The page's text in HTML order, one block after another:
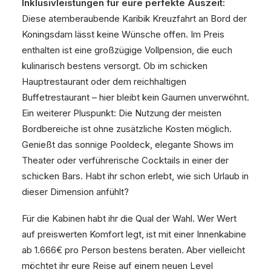
Inklusivleistungen für eure perfekte Auszeit:
Diese atemberaubende Karibik Kreuzfahrt an Bord der
Koningsdam lässt keine Wünsche offen. Im Preis
enthalten ist eine großzügige Vollpension, die euch
kulinarisch bestens versorgt. Ob im schicken
Hauptrestaurant oder dem reichhaltigen
Buffetrestaurant – hier bleibt kein Gaumen unverwöhnt.
Ein weiterer Pluspunkt: Die Nutzung der meisten
Bordbereiche ist ohne zusätzliche Kosten möglich.
Genießt das sonnige Pooldeck, elegante Shows im
Theater oder verführerische Cocktails in einer der
schicken Bars. Habt ihr schon erlebt, wie sich Urlaub in
dieser Dimension anfühlt?
Für die Kabinen habt ihr die Qual der Wahl. Wer Wert
auf preiswerten Komfort legt, ist mit einer Innenkabine
ab 1.666€ pro Person bestens beraten. Aber vielleicht
möchtet ihr eure Reise auf einem neuen Level